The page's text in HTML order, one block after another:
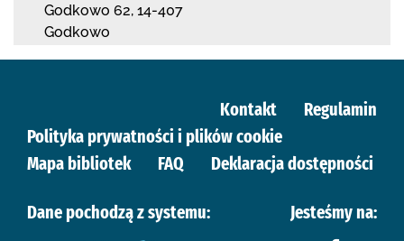
Godkowo 62, 14-407
Godkowo
Kontakt
Regulamin
Polityka prywatności i plików cookie
Mapa bibliotek
FAQ Deklaracja dostępności
Dane pochodzą z systemu: Jesteśmy na: